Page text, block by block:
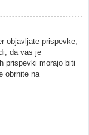
objavljate prispevke,
da vas je
prispevki morajo biti
obrnite na